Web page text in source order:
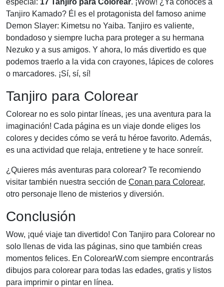
especial: 17 Tanjiro para Colorear. ¡Wow! ¿Ya conoces a
Tanjiro Kamado? Él es el protagonista del famoso anime
Demon Slayer: Kimetsu no Yaiba. Tanjiro es valiente,
bondadoso y siempre lucha para proteger a su hermana
Nezuko y a sus amigos. Y ahora, lo más divertido es que
podemos traerlo a la vida con crayones, lápices de colores
o marcadores. ¡Sí, sí, sí!
Tanjiro para Colorear
Colorear no es solo pintar líneas, ¡es una aventura para la
imaginación! Cada página es un viaje donde eliges los
colores y decides cómo se verá tu héroe favorito. Además,
es una actividad que relaja, entretiene y te hace sonreír.
¿Quieres más aventuras para colorear? Te recomiendo
visitar también nuestra sección de Conan para Colorear,
otro personaje lleno de misterios y diversión.
Conclusión
Wow, ¡qué viaje tan divertido! Con Tanjiro para Colorear no
solo llenas de vida las páginas, sino que también creas
momentos felices. En ColorearW.com siempre encontrarás
dibujos para colorear para todas las edades, gratis y listos
para imprimir o pintar en línea.